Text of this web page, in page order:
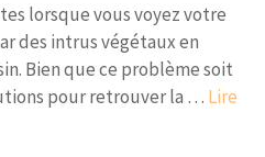
lorsque vous voyez votre
des intrus végétaux en
Bien que ce problème soit
pour retrouver la … Lire